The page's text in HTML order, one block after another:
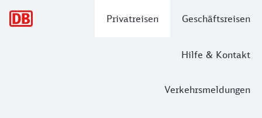
Privatreisen Geschäftsreisen
Hilfe & Kontakt
Verkehrsmeldungen